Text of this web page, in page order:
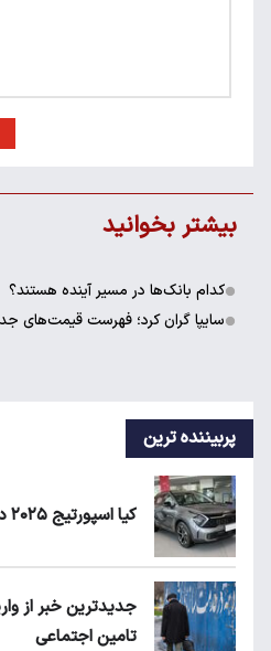
بیشتر بخوانید
کدام بانک‌ها در مسیر آینده هستند؟
سایپا گران کرد؛ فهرست قیمت‌های
پربیننده ترین
کیا اسپورتیج ۲۰۲۵ در ایران ارزش خرید دارد؟
جدیدترین خبر از
تامین اجتماعی